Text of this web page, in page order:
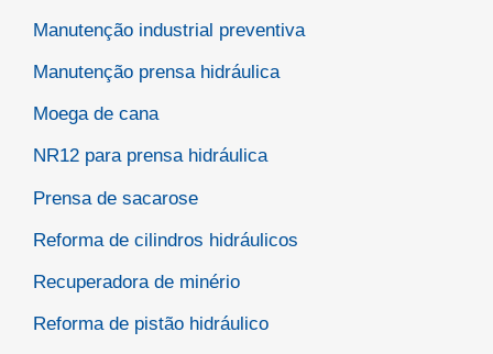
Manutenção industrial preventiva
Manutenção prensa hidráulica
Moega de cana
NR12 para prensa hidráulica
Prensa de sacarose
Reforma de cilindros hidráulicos
Recuperadora de minério
Reforma de pistão hidráulico